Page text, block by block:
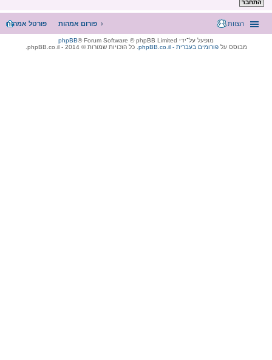
פורטל אמהות פורום אמהות הצוות
מופעל על־ידי phpBB® Forum Software © phpBB Limited
מבוסס עלphpBB.co.il - פורומים בעברית . כל הזכויות שמורות © 2014 - phpBB.co.il.